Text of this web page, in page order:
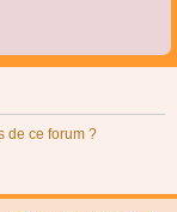
de ce forum ?